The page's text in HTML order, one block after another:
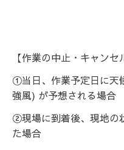
【作業の中止・キャンセ
①当日、作業予定日に天
強風) が予想される場合
②現場に到着後、現地の
た場合